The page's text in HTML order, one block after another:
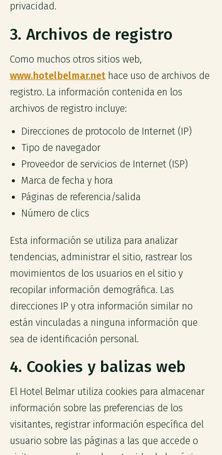
privacidad.
3. Archivos de registro
Como muchos otros sitios web,
www.hotelbelmar.nethace uso de archivos de
registro. La información contenida en los
archivos de registro incluye:
Direcciones de protocolo de Internet (IP)
Tipo de navegador
Proveedor de servicios de Internet (ISP)
Marca de fecha y hora
Páginas de referencia/salida
Número de clics
Esta información se utiliza para analizar
tendencias, administrar el sitio, rastrear los
movimientos de los usuarios en el sitio y
recopilar información demográfica. Las
direcciones IP y otra información similar no
están vinculadas a ninguna información que
sea de identificación personal.
4. Cookies y balizas web
El Hotel Belmar utiliza cookies para almacenar
información sobre las preferencias de los
visitantes, registrar información específica del
usuario sobre las páginas a las que accede o